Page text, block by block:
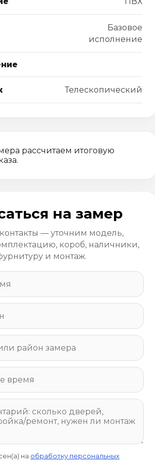
Базовое
исполнение
Телескопический
рассчитаем итоговую
на замер
контакты — уточним модель,
короб, наличники,
и монтаж.
на обработку персональных